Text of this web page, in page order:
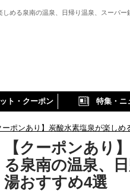
しめる泉南の温泉、日帰り温泉、スーパー
ト・クーポン 特集・ニ
ーポンあり】炭酸水素塩泉が楽し
【クーポンあり
る泉南の温泉、
湯おすすめ4選